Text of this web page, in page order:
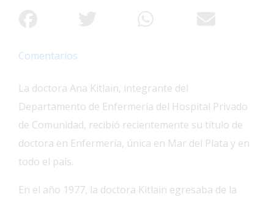
La
Deportes
Arte
y
Espectáculos
Policiales
Cartelera
Comentarios
La doctora Ana Kitlain, integrante del
Departamento de Enfermería del Hospital Privado
de Comunidad, recibió recientemente su título de
doctora en Enfermería, única en Mar del Plata y en
todo el país.
En el año 1977, la doctora Kitlain egresaba de la